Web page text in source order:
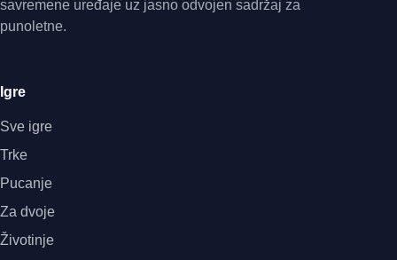
savremene uređaje uz jasno odvojen sadržaj za
punoletne.
Igre
Sve igre
Trke
Pucanje
Za dvoje
Životinje